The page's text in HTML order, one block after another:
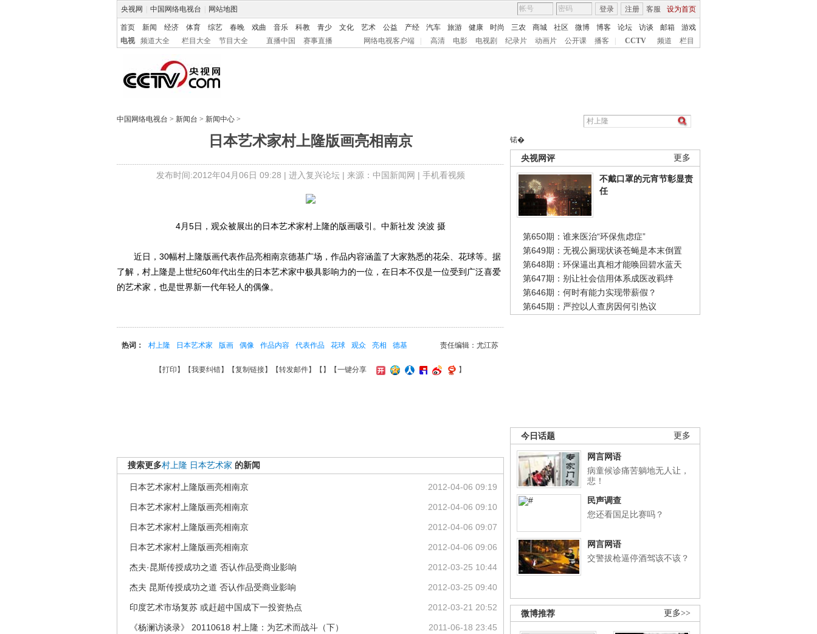
央视网 中国网络电视台 网站地图 客服 设为首页
登录 注册
首页 新闻 经济 体育 综艺 春晚 戏曲 音乐 科教 青少 文化 艺术 公益 产经 汽车 旅游 健康 时尚 三农 商城 社区 微博 博客 论坛 访谈 邮箱
游戏
电视
频道大全 栏目大全 节目大全 直播中国 赛事直播 网络电视客户端 高清 电影 电视剧 纪录片 动画片 公开课 播客 CCTV 频道 栏目
中国网络电视台 > 新闻台 > 新闻中心 >
日本艺术家村上隆版画亮相南京
发布时间:2012年04月06日 09:28 | 进入复兴论坛| 来源：中国新闻网 | 手机看视频
锘�
更多
央视网评
不戴口罩的元宵节彰显责
任
第650期：谁来医治“环保焦虑症”
第649期：无视公厕现状谈苍蝇是本末倒置
第648期：环保逼出真相才能唤回碧水蓝天
第647期：别让社会信用体系成医改羁绊
第646期：何时有能力实现带薪假？
第645期：严控以人查房因何引热议
更多
今日话题
网言网语
病童候诊痛苦躺地无人让，
悲！
民声调查
您还看国足比赛吗？
网言网语
交警拔枪逼停酒驾该不该？
更多>>
微博推荐
4月5日，观众被展出的日本艺术家村上隆的版画吸引。中新社发 泱波 摄
近日，30幅村上隆版画代表作品亮相南京德基广场，作品内容涵盖了大家熟悉的花朵、花球等。据
了解，村上隆是上世纪60年代出生的日本艺术家中极具影响力的一位，在日本不仅是一位受到广泛喜爱
的艺术家，也是世界新一代年轻人的偶像。
责任编辑：尤江苏
热词： 村上隆 日本艺术家 版画 偶像 作品内容 代表作品 花球 观众 亮相 德基
【打印 】【我要纠错】【复制链接】【转发邮件】【 】 【一键分享 】
搜索更多村上隆 日本艺术家 的新闻
2012-04-06 09:19
日本艺术家村上隆版画亮相南京
2012-04-06 09:10
日本艺术家村上隆版画亮相南京
2012-04-06 09:07
日本艺术家村上隆版画亮相南京
2012-04-06 09:06
日本艺术家村上隆版画亮相南京
2012-03-25 10:44
杰夫·昆斯传授成功之道 否认作品受商业影响
2012-03-25 09:40
杰夫 昆斯传授成功之道 否认作品受商业影响
2012-03-21 20:52
印度艺术市场复苏 或赶超中国成下一投资热点
2011-06-18 23:45
《杨澜访谈录》 20110618 村上隆：为艺术而战斗（下）